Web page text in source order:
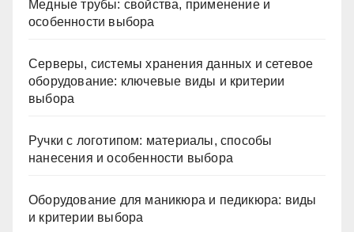
Медные трубы: свойства, применение и
особенности выбора
Серверы, системы хранения данных и сетевое
оборудование: ключевые виды и критерии
выбора
Ручки с логотипом: материалы, способы
нанесения и особенности выбора
Оборудование для маникюра и педикюра: виды
и критерии выбора